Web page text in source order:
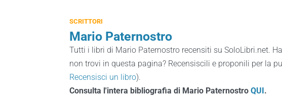
SCRITTORI
Mario Paternostro
Tutti i libri di Mario Paternostro recensiti su SoloLibri.net.
non trovi in questa pagina? Recensiscili e proponili per la
Recensisci un libro).
Consulta l'intera bibliografia di Mario Paternostro QUI.